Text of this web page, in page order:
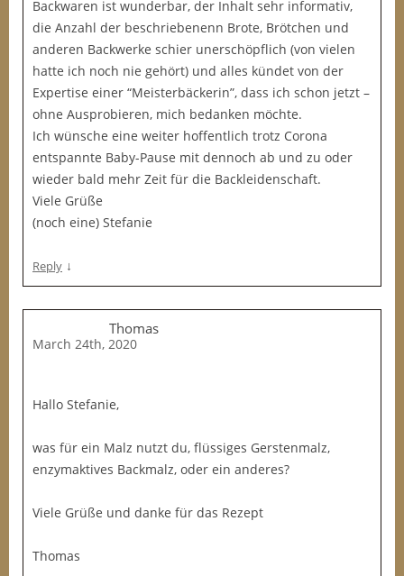
Backwaren ist wunderbar, der Inhalt sehr informativ,
die Anzahl der beschriebenenn Brote, Brötchen und
anderen Backwerke schier unerschöpflich (von vielen
hatte ich noch nie gehört) und alles kündet von der
Expertise einer “Meisterbäckerin”, dass ich schon jetzt –
ohne Ausprobieren, mich bedanken möchte.
Ich wünsche eine weiter hoffentlich trotz Corona
entspannte Baby-Pause mit dennoch ab und zu oder
wieder bald mehr Zeit für die Backleidenschaft.
Viele Grüße
(noch eine) Stefanie
Reply ↓
Thomas
March 24th, 2020
Hallo Stefanie,
was für ein Malz nutzt du, flüssiges Gerstenmalz,
enzymaktives Backmalz, oder ein anderes?
Viele Grüße und danke für das Rezept
Thomas